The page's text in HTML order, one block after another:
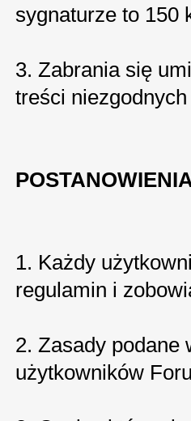
sygnaturze to 150
3. Zabrania się
treści
1. Każdy
regulamin i
2. Zasady podane
użytkowników